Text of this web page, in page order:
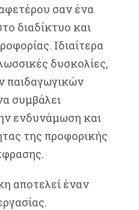
σαν ένα
διαδίκτυο και
Ιδιαίτερα
δυσκολίες,
παιδαγωγικών
συμβάλει
ενδυνάμωση και
της προφορικής
αποτελεί έναν